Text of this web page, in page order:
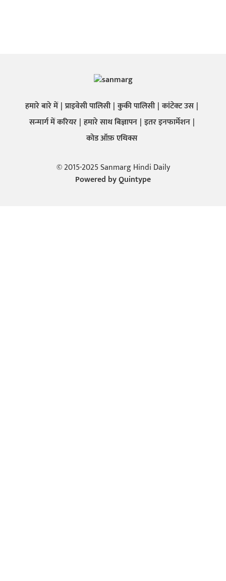
हमारे बारे में प्राइवेसी पालिसी कुकी पालिसी कांटेक्ट उस
सन्मार्ग में करियर हमारे साथ बिज्ञापन इतर इनफार्मेशन
कोड ऑफ़ एथिक्स
© 2015-2025 Sanmarg Hindi Daily
Powered byQuintype